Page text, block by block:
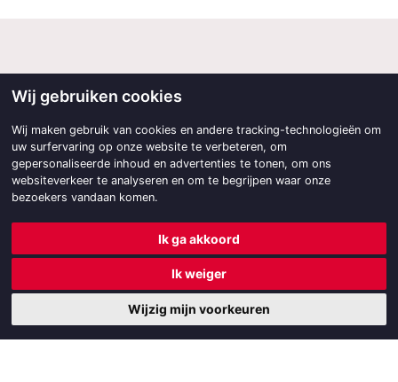
Contactgegevens
SCCF
9244 GC Beetsterzwaag
06-533 343 47
Wij gebruiken cookies
Wij maken gebruik van cookies en andere tracking-technologieën om
uw surfervaring op onze website te verbeteren, om
gepersonaliseerde inhoud en advertenties te tonen, om ons
websiteverkeer te analyseren en om te begrijpen waar onze
bezoekers vandaan komen.
Ik ga akkoord
Ik weiger
Wijzig mijn voorkeuren